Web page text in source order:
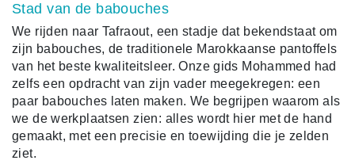
Stad van de babouches
We rijden naar Tafraout, een stadje dat bekendstaat om
zijn babouches, de traditionele Marokkaanse pantoffels
van het beste kwaliteitsleer. Onze gids Mohammed had
zelfs een opdracht van zijn vader meegekregen: een
paar babouches laten maken. We begrijpen waarom als
we de werkplaatsen zien: alles wordt hier met de hand
gemaakt, met een precisie en toewijding die je zelden
ziet.